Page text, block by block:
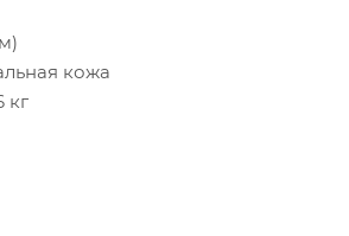
кожа
кг